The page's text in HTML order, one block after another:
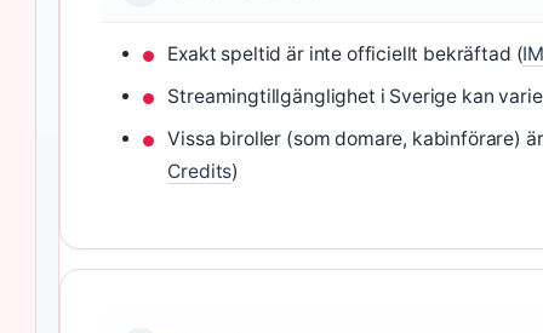
Exakt speltid är inte officiellt bekräftad (
Streamingtillgänglighet i Sverige kan
Vissa biroller (som domare, kabinförare)
Credits)